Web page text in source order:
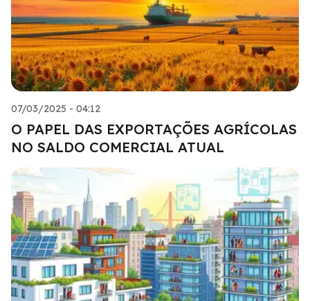
07/03/2025 - 04:12
O PAPEL DAS EXPORTAÇÕES AGRÍCOLAS
NO SALDO COMERCIAL ATUAL